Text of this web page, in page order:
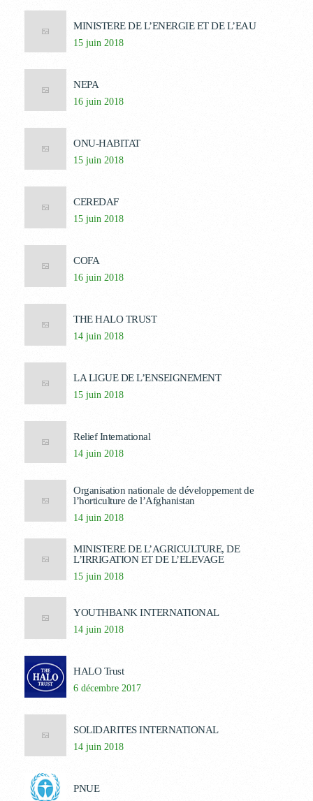
MINISTERE DE L’ENERGIE ET DE L’EAU
15 juin 2018
NEPA
16 juin 2018
ONU-HABITAT
15 juin 2018
CEREDAF
15 juin 2018
COFA
16 juin 2018
THE HALO TRUST
14 juin 2018
LA LIGUE DE L’ENSEIGNEMENT
15 juin 2018
Relief International
14 juin 2018
Organisation nationale de développement de
l’horticulture de l’Afghanistan
14 juin 2018
MINISTERE DE L’AGRICULTURE, DE
L’IRRIGATION ET DE L’ELEVAGE
15 juin 2018
YOUTHBANK INTERNATIONAL
14 juin 2018
HALO Trust
6 décembre 2017
SOLIDARITES INTERNATIONAL
14 juin 2018
PNUE